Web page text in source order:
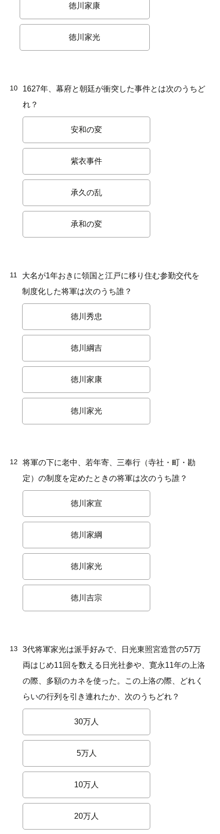
徳川家康
徳川家光
10
1627年、幕府と朝廷が衝突した事件とは次のうちど
れ？
安和の変
紫衣事件
承久の乱
承和の変
11
大名が1年おきに領国と江戸に移り住む参勤交代を
制度化した将軍は次のうち誰？
徳川秀忠
徳川綱吉
徳川家康
徳川家光
12
将軍の下に老中、若年寄、三奉行（寺社・町・勘
定）の制度を定めたときの将軍は次のうち誰？
徳川家宣
徳川家綱
徳川家光
徳川吉宗
13
3代将軍家光は派手好みで、日光東照宮造営の57万
両はじめ11回を数える日光社参や、寛永11年の上洛
の際、多額のカネを使った。この上洛の際、どれく
らいの行列を引き連れたか、次のうちどれ？
30万人
5万人
10万人
20万人